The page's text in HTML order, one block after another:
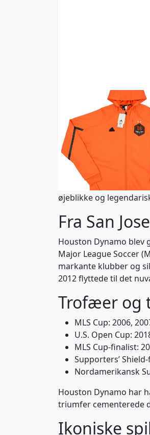
2024 Houston
Anthem
365 kr / £41.99
Houston Dynamo
klubben er en
øjeblikke og
Fra San
Houston Dynamo blev
Major League Soccer
markante klubber og
2012 flyttede til det
Trofæer og
MLS Cup: 2006,
U.S. Open Cup:
MLS Cup-finalist:
Supporters’
Nordamerikansk
Houston Dynamo har
triumfer cementerede
Ikoniske